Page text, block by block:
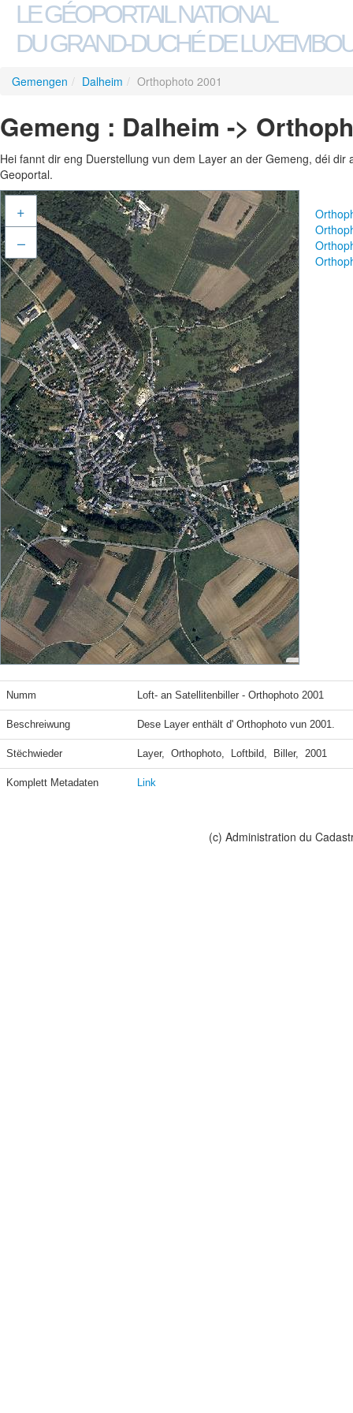
LE GÉOPORTAIL NATIONAL
DU GRAND-DUCHÉ DE
Gemengen / Dalheim / Orthophoto 2001
Gemeng : Dalheim ->
Hei fannt dir eng Duerstellung vun dem Layer an der Gemeng, déi
Geoportal.
+
–
Numm Loft- an Satellitenbiller - Orthophoto 2001
Beschreiwung Dese Layer enthält d' Orthophoto vun 2001.
Stëchwieder Layer,  Orthophoto,  Loftbild,  Biller,  2001
Komplett Metadaten Link
(c) Administration du